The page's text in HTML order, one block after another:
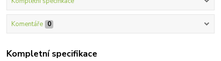
Komentáře 0
Kompletní specifikace